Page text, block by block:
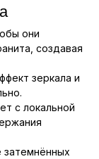
они
создавая
зеркала и
с локальной
затемнённых